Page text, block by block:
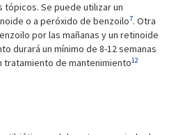
Se puede utilizar un
o a peróxido de benzoilo7. Otra
por las mañanas y un retinoide
durará un mínimo de 8-12 semanas
tratamiento de mantenimiento12